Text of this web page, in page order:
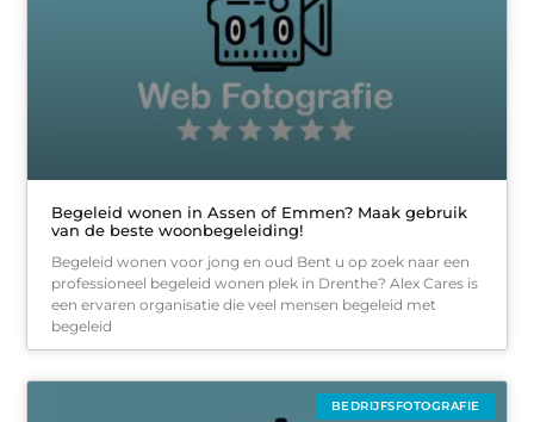
Begeleid wonen in Assen of Emmen? Maak gebruik
van de beste woonbegeleiding!
Begeleid wonen voor jong en oud Bent u op zoek naar een
professioneel begeleid wonen plek in Drenthe? Alex Cares is
een ervaren organisatie die veel mensen begeleid met
begeleid
BEDRIJFSFOTOGRAFIE